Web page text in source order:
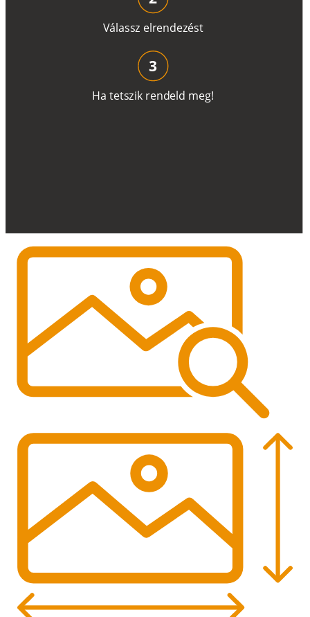
Válassz elrendezést
Ha tetszik rendeld meg!
3